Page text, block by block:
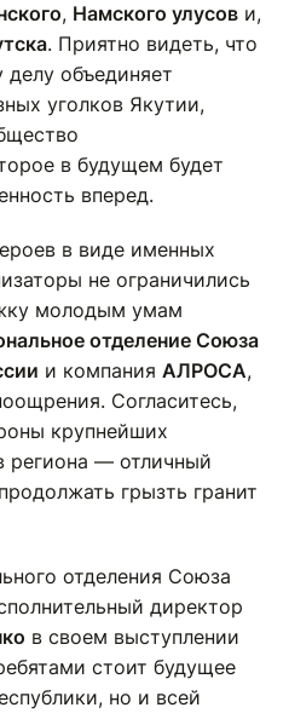
, Намского улусов и,
. Приятно видеть, что
объединяет
уголков Якутии,
в будущем будет
вперед.
в виде именных
не ограничились
молодым умам
отделение Союза
и компания АЛРОСА,
Согласитесь,
крупнейших
региона — отличный
грызть гранит
отделения Союза
директор
в своем выступлении
стоит будущее
но и всей